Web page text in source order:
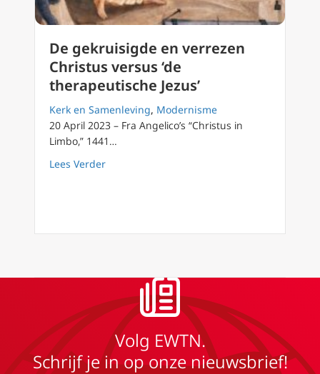
De gekruisigde en verrezen
Christus versus ‘de
therapeutische Jezus’
Kerk en Samenleving, Modernisme
20 April 2023 – Fra Angelico’s “Christus in
Limbo,” 1441…
Lees Verderabout De gekruisigde en verrezen Christus
Volg EWTN.
Schrijf je in op onze nieuwsbrief!